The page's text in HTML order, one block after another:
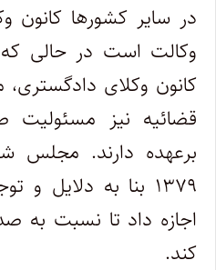
در سایر کشورها کانون
کانون وکلای دادگستری،
قضائیه نیز مسئولیت
برعهده دارند. مجلس
۱۳۷۹ بنا به دلایل
اجازه داد تا نسبت به
کند.